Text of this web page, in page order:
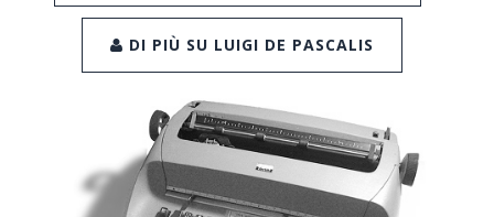
DI PIÙ SU LUIGI DE PASCALIS